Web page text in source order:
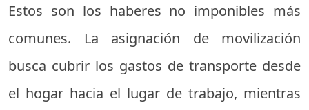
Estos son los haberes no imponibles más
comunes. La asignación de movilización
busca cubrir los gastos de transporte desde
el hogar hacia el lugar de trabajo, mientras